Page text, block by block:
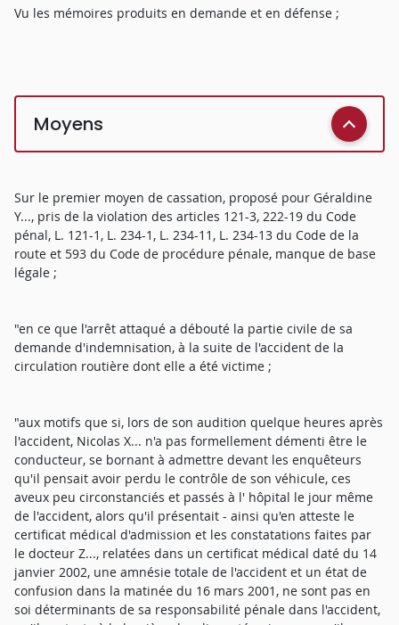
Vu les mémoires produits en demande et en défense ;
Moyens
Sur le premier moyen de cassation, proposé pour Géraldine
Y..., pris de la violation des articles 121-3, 222-19 du Code
pénal, L. 121-1, L. 234-1, L. 234-11, L. 234-13 du Code de la
route et 593 du Code de procédure pénale, manque de base
légale ;
"en ce que l'arrêt attaqué a débouté la partie civile de sa
demande d'indemnisation, à la suite de l'accident de la
circulation routière dont elle a été victime ;
"aux motifs que si, lors de son audition quelque heures après
l'accident, Nicolas X... n'a pas formellement démenti être le
conducteur, se bornant à admettre devant les enquêteurs
qu'il pensait avoir perdu le contrôle de son véhicule, ces
aveux peu circonstanciés et passés à l' hôpital le jour même
de l'accident, alors qu'il présentait - ainsi qu'en atteste le
certificat médical d'admission et les constatations faites par
le docteur Z..., relatées dans un certificat médical daté du 14
janvier 2002, une amnésie totale de l'accident et un état de
confusion dans la matinée du 16 mars 2001, ne sont pas en
soi déterminants de sa responsabilité pénale dans l'accident,